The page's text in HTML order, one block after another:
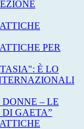
PER
È LO
– LE
GAETA”